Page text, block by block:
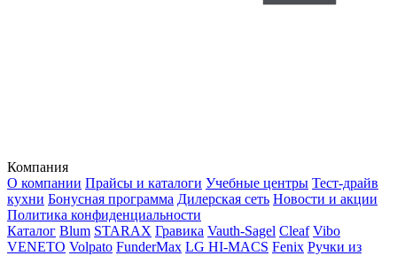
Компания
О компании Прайсы и каталоги Учебные центры Тест-драйв
кухни Бонусная программа Дилерская сеть Новости и акции
Политика конфиденциальности
Каталог Blum STARAX Гравика Vauth-Sagel Cleaf Vibo
VENETO Volpato FunderMax LG HI-MACS Fenix Ручки из